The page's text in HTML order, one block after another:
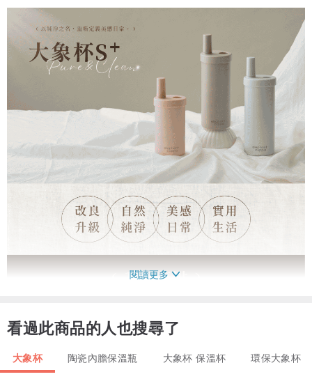
閱讀更多
看過此商品的人也搜尋了
大象杯 陶瓷內膽保溫瓶 大象杯 保溫杯 環保大象杯